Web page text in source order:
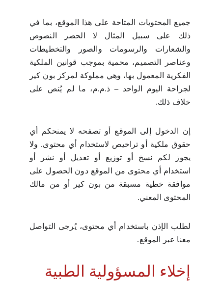
جميع المحتويات المتاحة على هذا الموقع، بما في
ذلك على سبيل المثال لا الحصر النصوص
والشعارات والرسومات والصور والتخطيطات
وعناصر التصميم، محمية بموجب قوانين الملكية
الفكرية المعمول بها، وهي مملوكة لمركز بون كير
لجراحة اليوم الواحد – ذ.م.م، ما لم يُنص على
خلاف ذلك.
إن الدخول إلى الموقع أو تصفحه لا يمنحكم أي
حقوق ملكية أو تراخيص لاستخدام أي محتوى. ولا
يجوز لكم نسخ أو توزيع أو تعديل أو نشر أو
استخدام أي محتوى من الموقع دون الحصول على
موافقة خطية مسبقة من بون كير أو من مالك
المحتوى المعني.
لطلب الإذن باستخدام أي محتوى، يُرجى التواصل
معنا عبر الموقع.
إخلاء المسؤولية الطبية